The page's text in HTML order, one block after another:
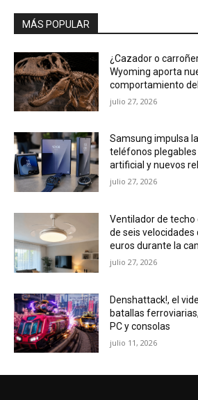
MÁS POPULAR
¿Cazador o
Wyoming aporta
comportamiento
julio 27, 2026
Samsung impulsa
teléfonos
artificial y nuevos
julio 27, 2026
Ventilador de techo
de seis velocidades
euros durante la
julio 27, 2026
Denshattack!, el
batallas
PC y consolas
julio 11, 2026